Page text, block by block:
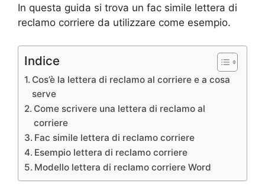
In questa guida si trova un fac simile lettera di
reclamo corriere da utilizzare come esempio.
Indice
Cos’è la lettera di reclamo al corriere e a cosa
serve
Come scrivere una lettera di reclamo al
corriere
Fac simile lettera di reclamo corriere
Esempio lettera di reclamo corriere
Modello lettera di reclamo corriere Word